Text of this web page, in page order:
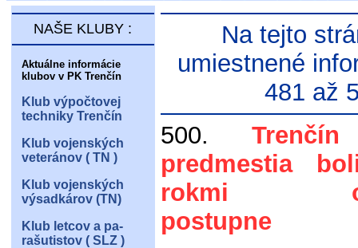
NAŠE KLUBY :
Aktuálne informácie
klubov v PK Trenčín
Klub výpočtovej
techniky Trenčín
Klub vojenských
veteránov ( TN )
Klub vojenských
výsadkárov (TN)
Klub letcov a pa-
rašutistov ( SLZ )
Na tejto
umiestnené
481 až
500.
predmestia
rokmi
postupne